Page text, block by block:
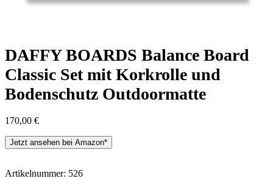
DAFFY BOARDS Balance Board
Classic Set mit Korkrolle und
Bodenschutz Outdoormatte
170,00 €
Jetzt ansehen bei Amazon*
Artikelnummer: 526